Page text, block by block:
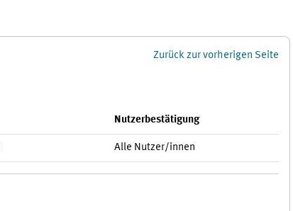
Zurück zur vorherigen Seite
Nutzerbestätigung
Alle Nutzer/innen